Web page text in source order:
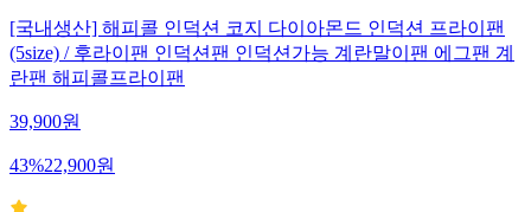
[국내생산] 해피콜 인덕션 코지 다이아몬드 인덕션 프라이팬
(5size) / 후라이팬 인덕션팬 인덕션가능 계란말이팬 에그팬 계
란팬 해피콜프라이팬
39,900원
43%22,900원